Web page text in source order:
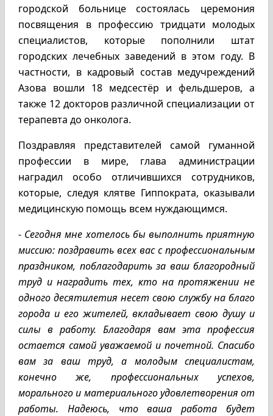
городской больнице состоялась церемония
посвящения в профессию тридцати молодых
специалистов, которые пополнили штат
городских лечебных заведений в этом году. В
частности, в кадровый состав медучреждений
Азова вошли 18 медсестёр и фельдшеров, а
также 12 докторов различной специализации от
терапевта до онколога.
Поздравляя представителей самой гуманной
профессии в мире, глава администрации
наградил особо отличившихся сотрудников,
которые, следуя клятве Гиппократа, оказывали
медицинскую помощь всем нуждающимся.
- Сегодня мне хотелось бы выполнить приятную
миссию: поздравить всех вас с профессиональным
праздником, поблагодарить за ваш благородный
труд и наградить тех, кто на протяжении не
одного десятилетия несет свою службу на благо
города и его жителей, вкладывает свою душу и
силы в работу. Благодаря вам эта профессия
остается самой уважаемой и почетной. Спасибо
вам за ваш труд, а молодым специалистам,
конечно же, профессиональных успехов,
морального и материального удовлетворения от
работы. Надеюсь, что ваша работа будет